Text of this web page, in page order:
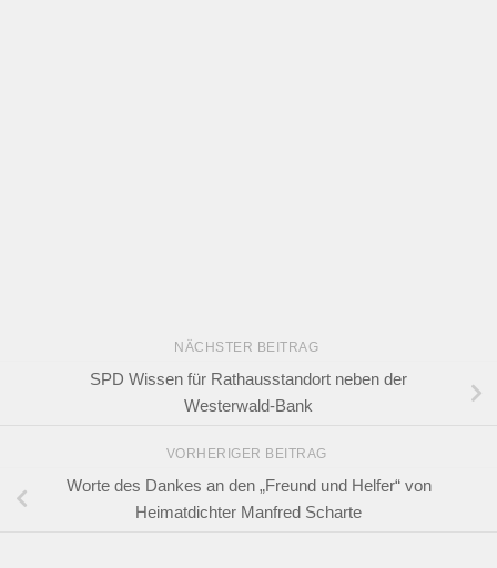
NÄCHSTER BEITRAG
SPD Wissen für Rathausstandort neben der
Westerwald-Bank
VORHERIGER BEITRAG
Worte des Dankes an den „Freund und Helfer“ von
Heimatdichter Manfred Scharte